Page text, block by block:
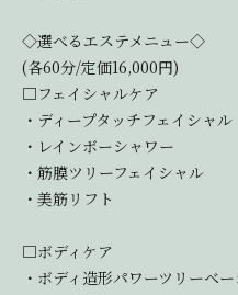
◇選べるエステメニュー◇
(各60分/定価16,000円)
□フェイシャルケア
・ディープタッチフェイシャル
・レインボーシャワー
・筋膜ツリーフェイシャル
・美筋リフト
□ボディケア
・ボディ造形パワーツリーベ